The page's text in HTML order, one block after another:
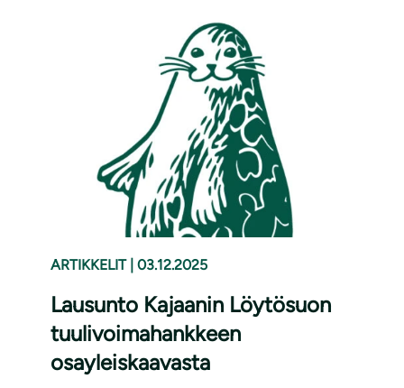
ARTIKKELIT 03.12.2025
Lausunto Kajaanin Löytösuon
tuulivoimahankkeen
osayleiskaavasta